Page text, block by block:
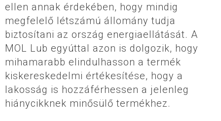
ellen annak érdekében, hogy mindig
megfelelő létszámú állomány tudja
biztosítani az ország energiaellátását. A
MOL Lub egyúttal azon is dolgozik, hogy
mihamarabb elindulhasson a termék
kiskereskedelmi értékesítése, hogy a
lakosság is hozzáférhessen a jelenleg
hiánycikknek minősülő termékhez.